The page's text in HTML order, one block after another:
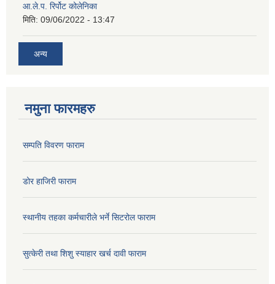
आ.ले.प. रिर्पोट कोलेनिका
मिति: 09/06/2022 - 13:47
अन्य
नमुना फारमहरु
सम्पति विवरण फाराम
डोर हाजिरी फाराम
स्थानीय तहका कर्मचारीले भर्ने सिटरोल फाराम
सुत्केरी तथा शिशु स्याहार खर्च दावी फाराम